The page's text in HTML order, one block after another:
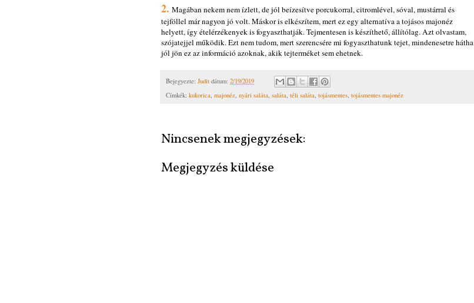
2. Magában nekem nem ízlett, de jól beízesítve porcukorral, citromlével, sóval, mustárral és
tejföllel már nagyon jó volt. Máskor is elkészítem, mert ez egy alternatíva a tojásos majonéz
helyett, így ételérzékenyek is fogyaszthatják. Tejmentesen is készíthető, állítólag. Azt olvastam,
szójatejjel működik. Ezt nem tudom, mert szerencsére mi fogyaszthatunk tejet, mindenesetre hátha
jól jön ez az információ azoknak, akik tejterméket sem ehetnek.
Bejegyezte: Judit dátum: 2/19/2019
Címkék: kukorica, majonéz, nyári saláta, saláta, téli saláta, tojásmentes, tojásmentes majonéz
Nincsenek megjegyzések:
Megjegyzés küldése